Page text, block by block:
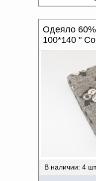
Одеяло
100*140 "
В наличии: 4